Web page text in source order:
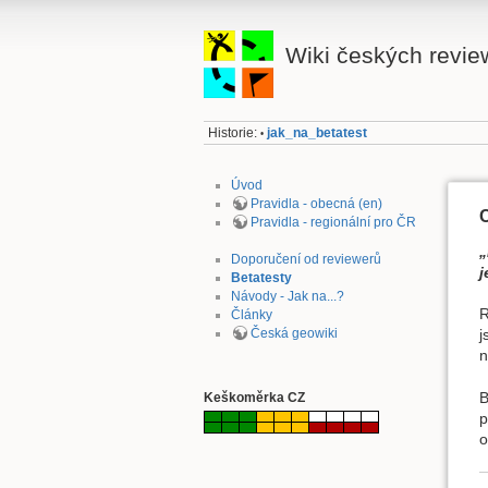
Wiki českých
Historie: • jak_na_betatest
Úvod
Pravidla - obecná (en)
Pravidla - regionální pro ČR
Doporučení od reviewerů
Betatesty
Návody - Jak na...?
Články
Česká geowiki
Keškoměrka CZ